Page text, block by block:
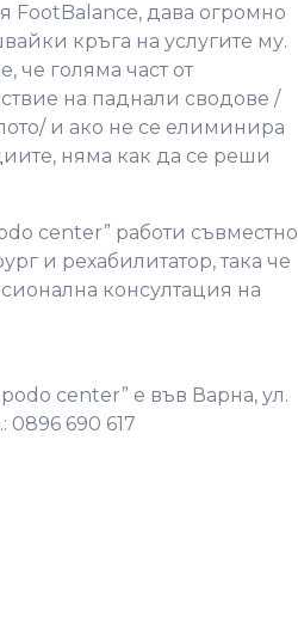
FootBalance, дава огромно
кръга на услугите му.
че голяма част от
на паднали сводове /
и ако не се елиминира
няма как да се реши
center” работи съвместно
и рехабилитатор, така че
консултация на
center” е във Варна, ул.
690 617